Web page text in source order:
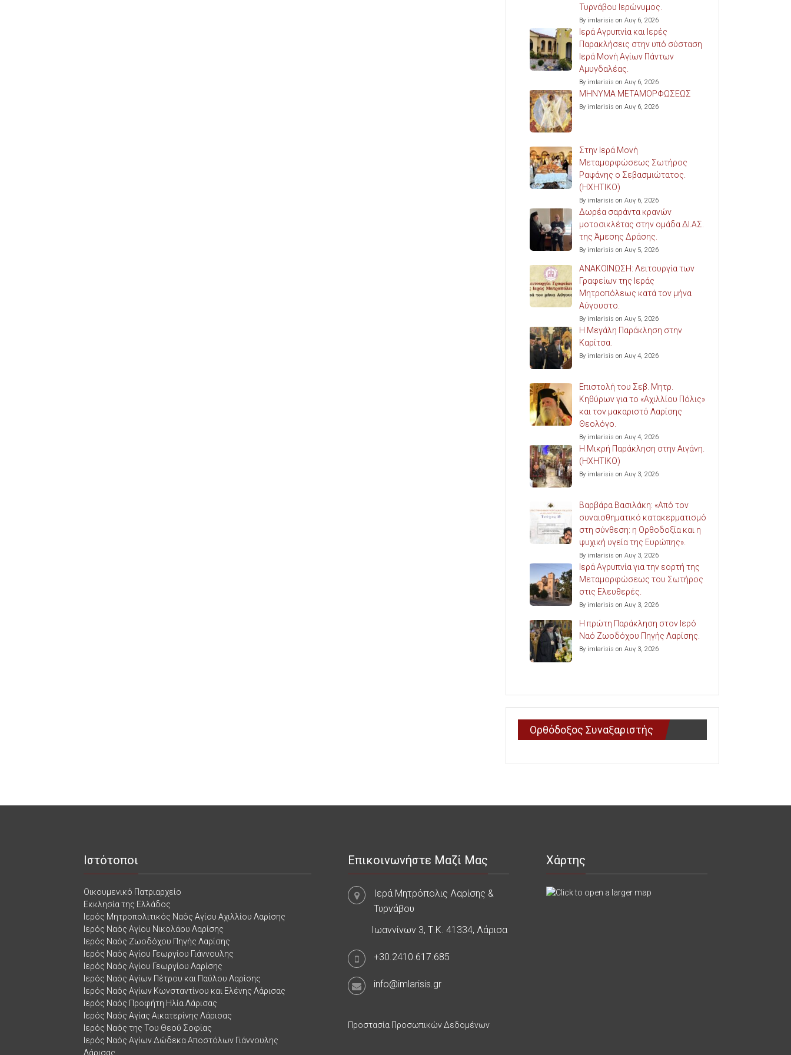
Τυρνάβου Ιερώνυμος.
By imlarisis on Αυγ 6, 2026
Ιερά Αγρυπνία και Ιερές
Παρακλήσεις στην υπό σύσταση
Ιερά Μονή Αγίων Πάντων
Αμυγδαλέας.
By imlarisis on Αυγ 6, 2026
ΜΗΝΥΜΑ ΜΕΤΑΜΟΡΦΩΣΕΩΣ
By imlarisis on Αυγ 6, 2026
Στην Ιερά Μονή
Μεταμορφώσεως Σωτήρος
Ραψάνης ο Σεβασμιώτατος.
(ΗΧΗΤΙΚΟ)
By imlarisis on Αυγ 6, 2026
Δωρέα σαράντα κρανών
μοτοσικλέτας στην ομάδα ΔΙ.ΑΣ.
της Άμεσης Δράσης.
By imlarisis on Αυγ 5, 2026
ΑΝΑΚΟΙΝΩΣΗ: Λειτουργία των
Γραφείων της Ιεράς
Μητροπόλεως κατά τον μήνα
Αύγουστο.
By imlarisis on Αυγ 5, 2026
Η Μεγάλη Παράκληση στην
Καρίτσα.
By imlarisis on Αυγ 4, 2026
Επιστολή του Σεβ. Μητρ.
Κηθύρων για το «Αχιλλίου Πόλις»
και τον μακαριστό Λαρίσης
Θεολόγο.
By imlarisis on Αυγ 4, 2026
Η Μικρή Παράκληση στην Αιγάνη.
(ΗΧΗΤΙΚΟ)
By imlarisis on Αυγ 3, 2026
Βαρβάρα Βασιλάκη: «Από τον
συναισθηματικό κατακερματισμό
στη σύνθεση: η Ορθοδοξία και η
ψυχική υγεία της Ευρώπης».
By imlarisis on Αυγ 3, 2026
Ιερά Αγρυπνία για την εορτή της
Μεταμορφώσεως του Σωτήρος
στις Ελευθερές.
By imlarisis on Αυγ 3, 2026
Η πρώτη Παράκληση στον Ιερό
Ναό Ζωοδόχου Πηγής Λαρίσης.
By imlarisis on Αυγ 3, 2026
Ορθόδοξος Συναξαριστής
Ιστότοποι
Οικουμενικό Πατριαρχείο
Εκκλησία της Ελλάδος
Ιερός Μητροπολιτικός Ναός Αγίου Αχιλλίου Λαρίσης
Ιερός Ναός Αγίου Νικολάου Λαρίσης
Ιερός Ναός Ζωοδόχου Πηγής Λαρίσης
Ιερός Ναός Αγίου Γεωργίου Γιάννουλης
Ιερός Ναός Αγίου Γεωργίου Λαρίσης
Ιερός Ναός Αγίων Πέτρου και Παύλου Λαρίσης
Ιερός Ναός Αγίων Κωνσταντίνου και Ελένης Λάρισας
Ιερός Ναός Προφήτη Ηλία Λάρισας
Ιερός Ναός Αγίας Αικατερίνης Λάρισας
Ιερός Ναός της Του Θεού Σοφίας
Ιερός Ναός Αγίων Δώδεκα Αποστόλων Γιάννουλης
Λάρισας
Επικοινωνήστε Μαζί Μας
Ιερά Μητρόπολις Λαρίσης &
Τυρνάβου
Ιωαννίνων 3, Τ.Κ. 41334, Λάρισα
+30.2410.617.685
info@imlarisis.gr
Προστασία Προσωπικών Δεδομένων
Χάρτης